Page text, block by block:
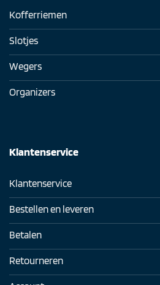
Kofferriemen
Slotjes
Wegers
Organizers
Klantenservice
Klantenservice
Bestellen en leveren
Betalen
Retourneren